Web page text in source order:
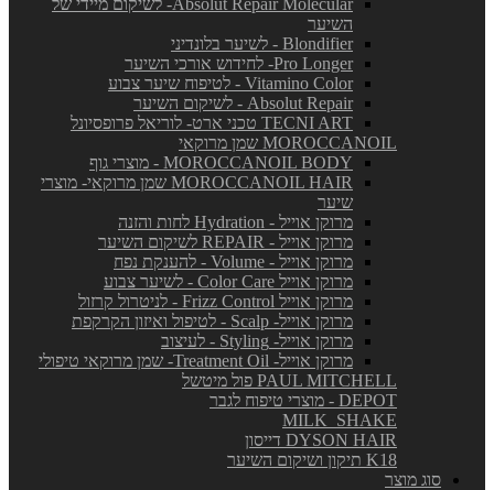
Absolut Repair Molecular- לשיקום מיידי של
השיער
Blondifier - לשיער בלונדיני
Pro Longer- לחידוש אורכי השיער
Vitamino Color - לטיפוח שיער צבוע
Absolut Repair - לשיקום השיער
TECNI ART טכני ארט- לוריאל פרופסיונל
MOROCCANOIL שמן מרוקאי
MOROCCANOIL BODY - מוצרי גוף
MOROCCANOIL HAIR שמן מרוקאי- מוצרי
שיער
מרוקן אוייל - Hydration לחות והזנה
מרוקן אוייל - REPAIR לשיקום השיער
מרוקן אוייל - Volume - להענקת נפח
מרוקן אוייל Color Care - לשיער צבוע
מרוקן אוייל Frizz Control - לניטרול קרזול
מרוקן אוייל- Scalp - לטיפול ואיזון הקרקפת
מרוקן אוייל- Styling - לעיצוב
מרוקן אוייל- Treatment Oil- שמן מרוקאי טיפולי
PAUL MITCHELL פול מיטשל
DEPOT - מוצרי טיפוח לגבר
MILK_SHAKE
DYSON HAIR דייסון
K18 תיקון ושיקום השיער
סוג מוצר